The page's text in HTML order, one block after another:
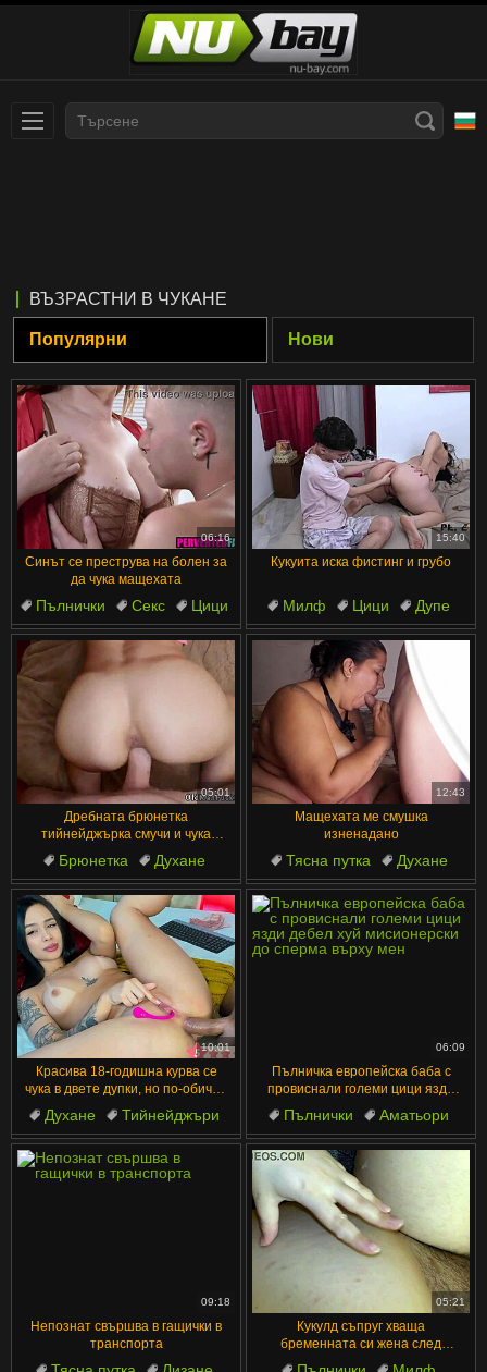
Deutsch
Српски
Norsk
ภาษาไทย
한국어
汉语
Suomi
Bahasa Melayu
Ελληνικά
Čeština
Magyar
Português
Русский
Español
Română
Svenska
Français
English
ह िन ्द ी
Türkçe
Български
ВЪЗРАСТНИ В ЧУКАНЕ
Популярни Нови
06:16
Синът се преструва на болен за
да чука мащехата
Пълнички Секс
Цици
Дупе
Зрели
15:40
Кукуита иска фистинг и грубо
Милф Цици
Дупе
Зрели
Интервю
05:01
Дребната брюнетка
тийнейджърка смучи и чука
стария кур до сперма
Брюнетка
Духане
Тийнейджъри
Млади
Възрастни
12:43
Мащехата ме смушка
изненадано
Тясна путка
Духане
Путки
Бельо Красиви
10:01
Красива 18-годишна курва се
чука в двете дупки, но по-обичам
задницата
Духане
Тийнейджъри
Путки
Дупе Латино
06:09
Пълничка европейска баба с
провиснали големи цици язди
дебел хуй мисионерски до
сперма върху мен
Пълнички
Аматьори
Пенис
Баба
Големи цици
09:18
Непознат свършва в гащички в
транспорта
05:21
Кукулд съпруг хваща
бременната си жена след
кремпай мисионер с непознат